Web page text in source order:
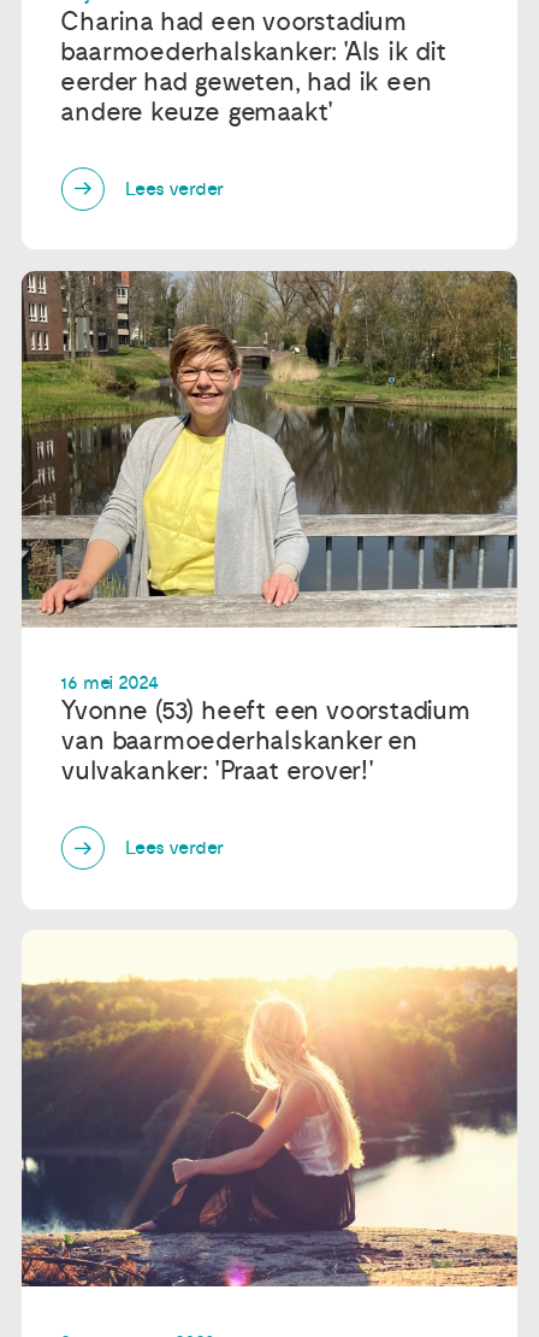
Charina had een voorstadium
baarmoederhalskanker: 'Als ik dit
eerder had geweten, had ik een
andere keuze gemaakt'
Lees verder
16 mei 2024
Yvonne (53) heeft een voorstadium
van baarmoederhalskanker en
vulvakanker: 'Praat erover!'
Lees verder